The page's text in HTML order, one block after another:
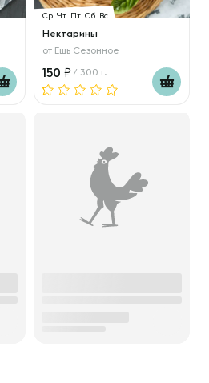
Ср Чт Пт Сб Вс
Нектарины
от Ешь Сезонное
150 / 300 г.